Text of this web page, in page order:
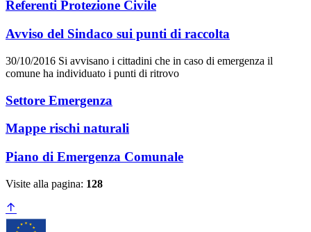
Referenti Protezione Civile
Avviso del Sindaco sui punti di raccolta
30/10/2016 Si avvisano i cittadini che in caso di emergenza il
comune ha individuato i punti di ritrovo
Settore Emergenza
Mappe rischi naturali
Piano di Emergenza Comunale
Visite alla pagina: 128